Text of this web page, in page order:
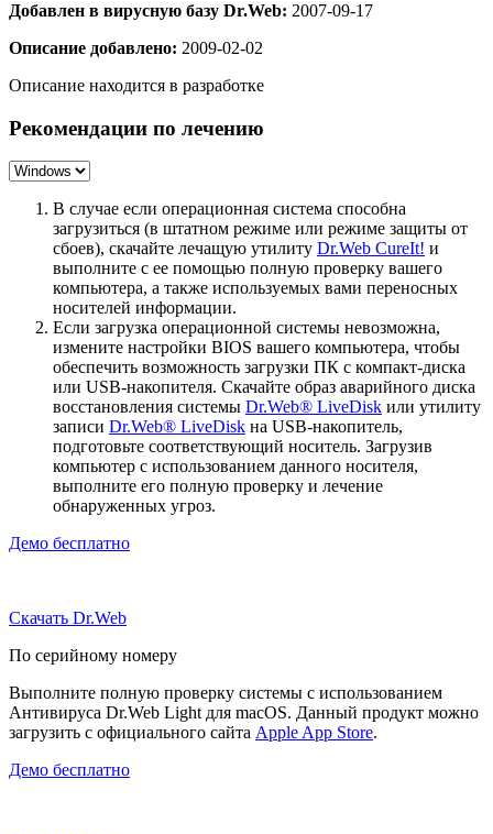
Добавлен в вирусную базу Dr.Web: 2007-09-17
Описание добавлено: 2009-02-02
Описание находится в разработке
Рекомендации по лечению
В случае если операционная система способна
загрузиться (в штатном режиме или режиме защиты от
сбоев), скачайте лечащую утилиту Dr.Web CureIt! и
выполните с ее помощью полную проверку вашего
компьютера, а также используемых вами переносных
носителей информации.
Если загрузка операционной системы невозможна,
измените настройки BIOS вашего компьютера, чтобы
обеспечить возможность загрузки ПК с компакт-диска
или USB-накопителя. Скачайте образ аварийного диска
восстановления системы Dr.Web® LiveDisk или утилиту
записи Dr.Web® LiveDisk на USB-накопитель,
подготовьте соответствующий носитель. Загрузив
компьютер с использованием данного носителя,
выполните его полную проверку и лечение
обнаруженных угроз.
Демо бесплатно
Скачать Dr.Web
По серийному номеру
Выполните полную проверку системы с использованием
Антивируса Dr.Web Light для macOS. Данный продукт можно
загрузить с официального сайта Apple App Store.
Демо бесплатно